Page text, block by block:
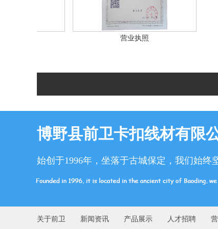
营业执照
博野县前卫卡扣线材有限
始创于1996年，坐落于古城保定，我们始终
关于前卫 新闻资讯 产品展示 人才招聘